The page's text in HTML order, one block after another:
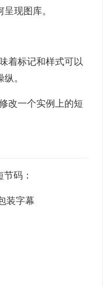
现图库。
着标记和样式可以
。
改一个实例上的短
码：
装字幕